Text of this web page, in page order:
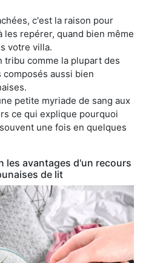
c'est la raison pour
les repérer, quand bien même
votre villa.
tribu comme la plupart des
aussi bien
petite myriade de sang aux
ce qui explique pourquoi
une fois en quelques
les avantages d'un recours
de lit